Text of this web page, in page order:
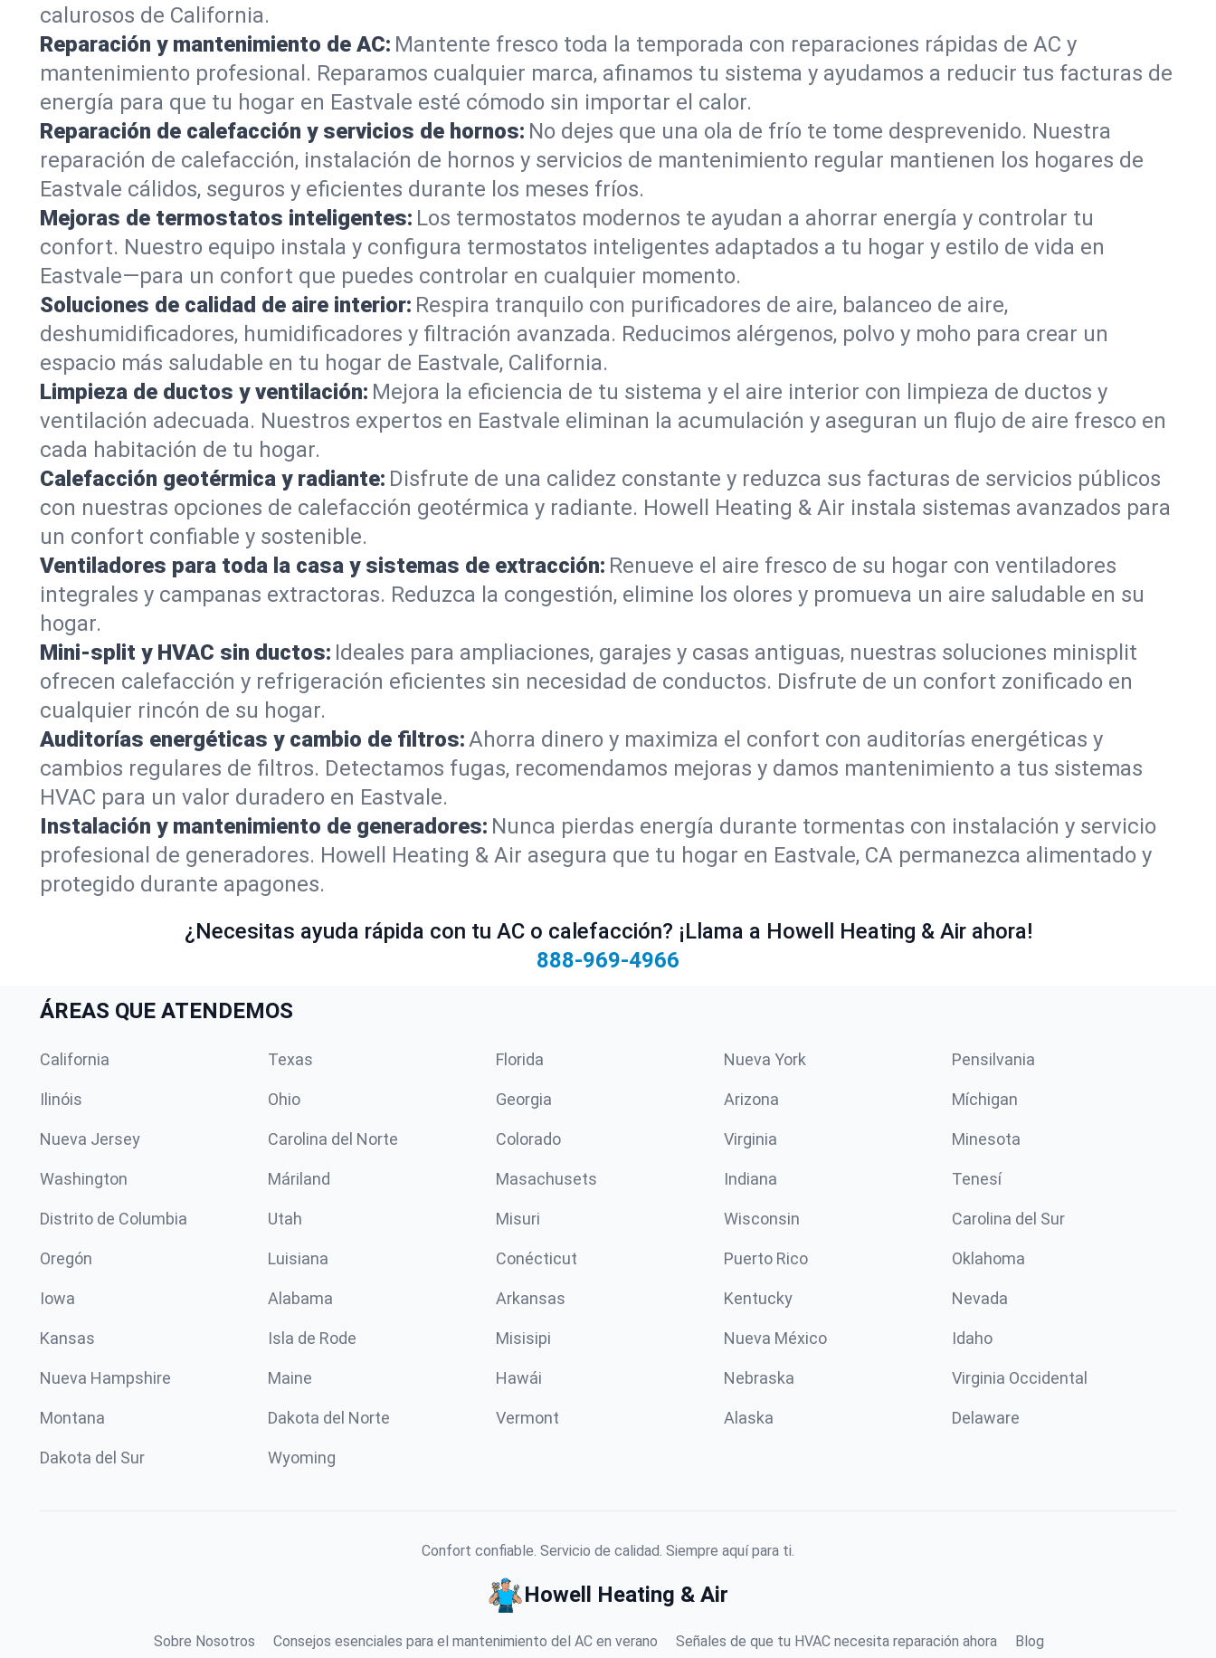
calurosos de California.
Reparación y mantenimiento de AC: Mantente fresco toda la temporada con reparaciones rápidas de AC y
mantenimiento profesional. Reparamos cualquier marca, afinamos tu sistema y ayudamos a reducir tus facturas de
energía para que tu hogar en Eastvale esté cómodo sin importar el calor.
Reparación de calefacción y servicios de hornos: No dejes que una ola de frío te tome desprevenido. Nuestra
reparación de calefacción, instalación de hornos y servicios de mantenimiento regular mantienen los hogares de
Eastvale cálidos, seguros y eficientes durante los meses fríos.
Mejoras de termostatos inteligentes: Los termostatos modernos te ayudan a ahorrar energía y controlar tu
confort. Nuestro equipo instala y configura termostatos inteligentes adaptados a tu hogar y estilo de vida en
Eastvale—para un confort que puedes controlar en cualquier momento.
Soluciones de calidad de aire interior: Respira tranquilo con purificadores de aire, balanceo de aire,
deshumidificadores, humidificadores y filtración avanzada. Reducimos alérgenos, polvo y moho para crear un
espacio más saludable en tu hogar de Eastvale, California.
Limpieza de ductos y ventilación: Mejora la eficiencia de tu sistema y el aire interior con limpieza de ductos y
ventilación adecuada. Nuestros expertos en Eastvale eliminan la acumulación y aseguran un flujo de aire fresco en
cada habitación de tu hogar.
Calefacción geotérmica y radiante: Disfrute de una calidez constante y reduzca sus facturas de servicios públicos
con nuestras opciones de calefacción geotérmica y radiante. Howell Heating & Air instala sistemas avanzados para
un confort confiable y sostenible.
Ventiladores para toda la casa y sistemas de extracción: Renueve el aire fresco de su hogar con ventiladores
integrales y campanas extractoras. Reduzca la congestión, elimine los olores y promueva un aire saludable en su
hogar.
Mini-split y HVAC sin ductos: Ideales para ampliaciones, garajes y casas antiguas, nuestras soluciones minisplit
ofrecen calefacción y refrigeración eficientes sin necesidad de conductos. Disfrute de un confort zonificado en
cualquier rincón de su hogar.
Auditorías energéticas y cambio de filtros:Ahorra dinero y maximiza el confort con auditorías energéticas y
cambios regulares de filtros. Detectamos fugas, recomendamos mejoras y damos mantenimiento a tus sistemas
HVAC para un valor duradero en Eastvale.
Instalación y mantenimiento de generadores: Nunca pierdas energía durante tormentas con instalación y servicio
profesional de generadores. Howell Heating & Air asegura que tu hogar en Eastvale, CA permanezca alimentado y
protegido durante apagones.
¿Necesitas ayuda rápida con tu AC o calefacción? ¡Llama a Howell Heating & Air ahora!
888-969-4966
ÁREAS QUE ATENDEMOS
California Texas Florida Nueva York Pensilvania
Ilinóis Ohio Georgia Arizona Míchigan
Nueva Jersey Carolina del Norte Colorado Virginia Minesota
Washington Máriland Masachusets Indiana Tenesí
Distrito de Columbia Utah Misuri Wisconsin Carolina del Sur
Oregón Luisiana Conécticut Puerto Rico Oklahoma
Iowa Alabama Arkansas Kentucky Nevada
Kansas Isla de Rode Misisipi Nueva México Idaho
Nueva Hampshire Maine Hawái Nebraska Virginia Occidental
Montana Dakota del Norte Vermont Alaska Delaware
Dakota del Sur Wyoming
Confort confiable. Servicio de calidad. Siempre aquí para ti.
Howell Heating & Air
Sobre Nosotros Consejos esenciales para el mantenimiento del AC en verano Señales de que tu HVAC necesita reparación ahora Blog